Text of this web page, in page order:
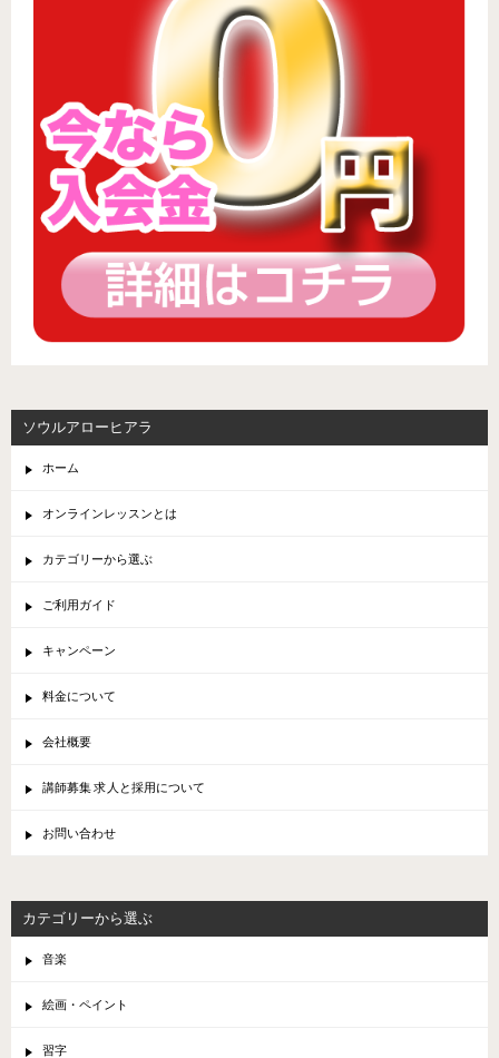
ソウルアローヒアラ
ホーム
オンラインレッスンとは
カテゴリーから選ぶ
ご利用ガイド
キャンペーン
料金について
会社概要
講師募集 求人と採用について
お問い合わせ
カテゴリーから選ぶ
音楽
絵画・ペイント
習字